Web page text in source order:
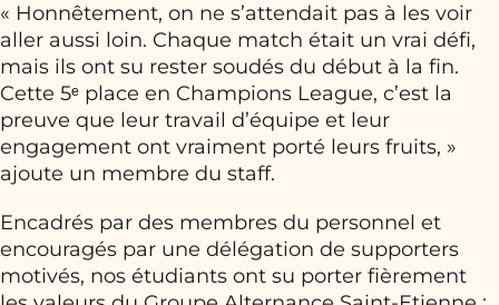
« Honnêtement, on ne s’attendait pas à les voir
aller aussi loin. Chaque match était un vrai défi,
mais ils ont su rester soudés du début à la fin.
Cette 5ᵉ place en Champions League, c’est la
preuve que leur travail d’équipe et leur
engagement ont vraiment porté leurs fruits, »
ajoute un membre du staff.
Encadrés par des membres du personnel et
encouragés par une délégation de supporters
motivés, nos étudiants ont su porter fièrement